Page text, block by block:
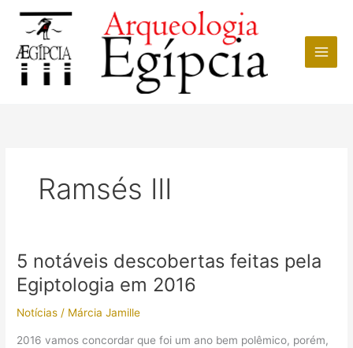
conteúdo
Ramsés III
5 notáveis descobertas feitas pela
Egiptologia em 2016
Notícias / Márcia Jamille
2016 vamos concordar que foi um ano bem polêmico, porém,